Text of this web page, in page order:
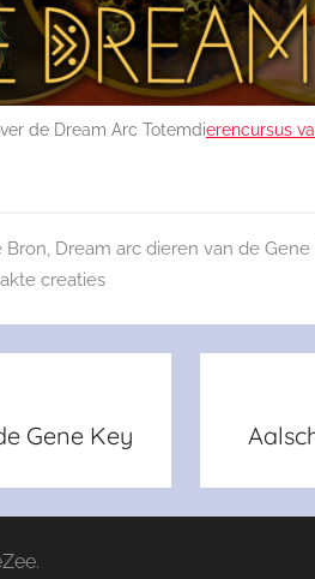
de Dream Arc Totemdierencursus
Bron, Dream arc dieren van de Gene
creaties
Gene Key